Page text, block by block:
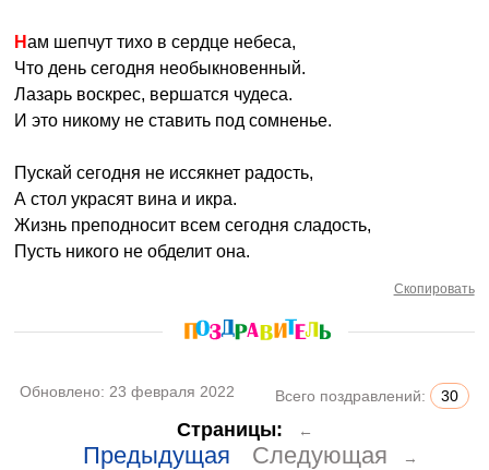
Нам шепчут тихо в сердце небеса,
Что день сегодня необыкновенный.
Лазарь воскрес, вершатся чудеса.
И это никому не ставить под сомненье.
Пускай сегодня не иссякнет радость,
А стол украсят вина и икра.
Жизнь преподносит всем сегодня сладость,
Пусть никого не обделит она.
Скопировать
Обновлено: 23 февраля 2022 Всего поздравлений: 30
Страницы: ←
Предыдущая Следующая →